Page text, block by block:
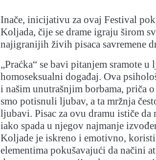
Inače, inicijativu za ovaj Festival
Koljada, čije se drame igraju širom
najigranijih živih pisaca savremene
„Praćka“ se bavi pitanjem sramote
homoseksualni događaj. Ova
i našim unutrašnjim borbama, priča
smo potisnuli ljubav, a ta mržnja
ljubavi. Pisac za ovu dramu ističe da
iako spada u njegov najmanje
Koljade je iskreno i emotivno,
elementima pokušavajući da načini